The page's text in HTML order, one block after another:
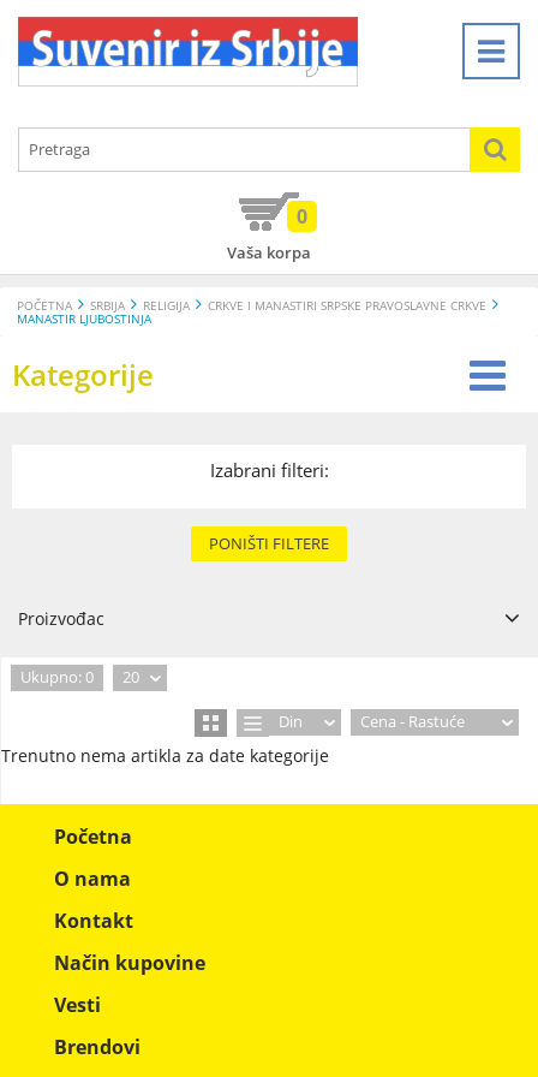
Vaša korpa
0
POČETNA SRBIJA RELIGIJA
CRKVE I MANASTIRI SRPSKE PRAVOSLAVNE CRKVE
MANASTIR LJUBOSTINJA
Kategorije
Izabrani filteri:
PONIŠTI FILTERE
Proizvođac
Ukupno: 0 20
Din Cena - Rastuće
Trenutno nema artikla za date kategorije
Početna
O nama
Kontakt
Način kupovine
Vesti
Brendovi